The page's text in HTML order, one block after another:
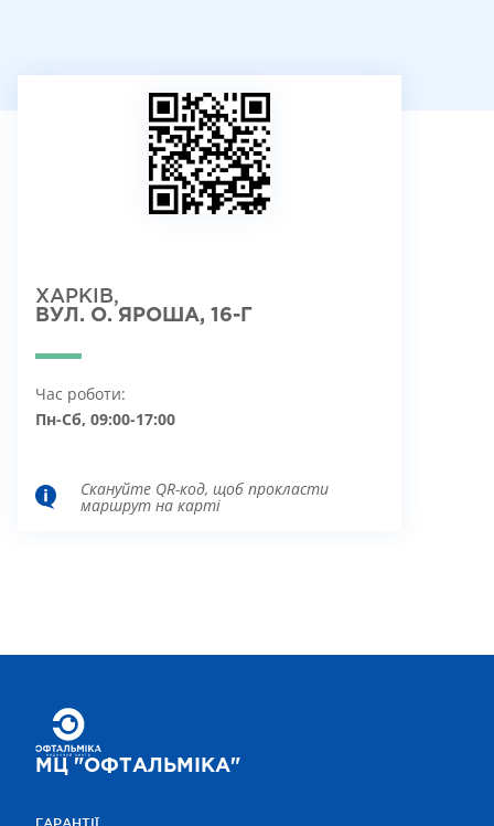
ХАРКІВ,
ВУЛ. О. ЯРОША, 16-Г
Час роботи:
Пн-Сб, 09:00-17:00
Скануйте QR-код, щоб прокласти
маршрут на карті
МЦ "ОФТАЛЬМІКА"
ГАРАНТІЇ